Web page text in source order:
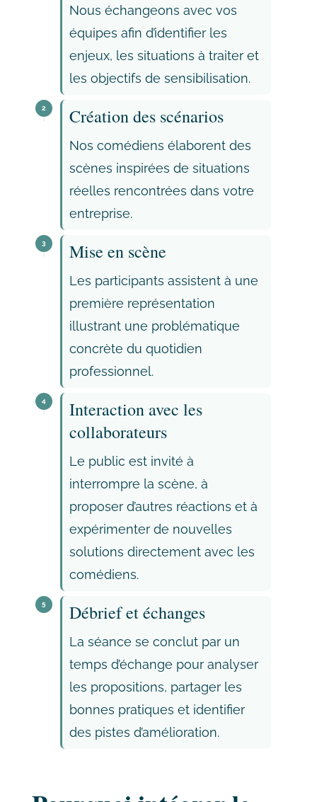
Nous échangeons avec vos
équipes afin d’identifier les
enjeux, les situations à traiter et
les objectifs de sensibilisation.
2 Création des scénarios
Nos comédiens élaborent des
scènes inspirées de situations
réelles rencontrées dans votre
entreprise.
3 Mise en scène
Les participants assistent à une
première représentation
illustrant une problématique
concrète du quotidien
professionnel.
4
Interaction avec les
collaborateurs
Le public est invité à
interrompre la scène, à
proposer d’autres réactions et à
expérimenter de nouvelles
solutions directement avec les
comédiens.
5 Débrief et échanges
La séance se conclut par un
temps d’échange pour analyser
les propositions, partager les
bonnes pratiques et identifier
des pistes d’amélioration.